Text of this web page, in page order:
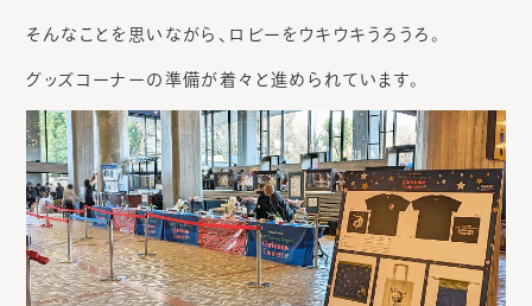
そんなことを思いながら、ロビーをウキウキうろうろ。
グッズコーナーの準備が着々と進められています。